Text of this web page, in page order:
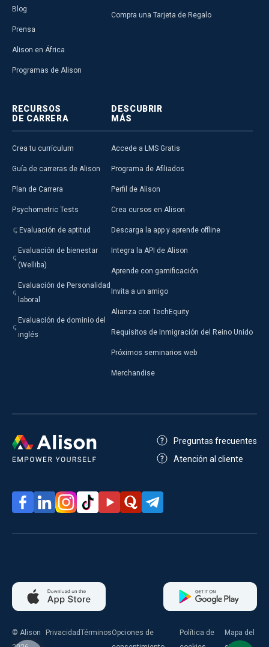
Blog
Prensa
Alison en África
Programas de Alison
Compra una Tarjeta de Regalo
RECURSOS
DE CARRERA
Crea tu currículum
Guía de carreras de Alison
Plan de Carrera
Psychometric Tests
Evaluación de aptitud
Evaluación de bienestar
(Welliba)
Evaluación de Personalidad
laboral
Evaluación de dominio del
inglés
DESCUBRIR
MÁS
Accede a LMS Gratis
Programa de Afiliados
Perfil de Alison
Crea cursos en Alison
Descarga la app y aprende offline
Integra la API de Alison
Aprende con gamificación
Invita a un amigo
Alianza con TechEquity
Requisitos de Inmigración del Reino Unido
Próximos seminarios web
Merchandise
Preguntas frecuentes
Atención al cliente
© Alison
PrivacidadTérminosOpciones de
Política de
Mapa del